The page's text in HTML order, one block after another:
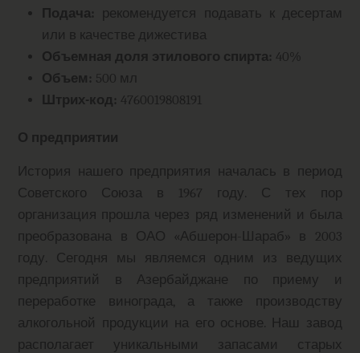
Подача: рекомендуется подавать к десертам
или в качестве дижестива
Объемная доля этилового спирта: 40%
Объем: 500 мл
Штрих-код: 4760019808191
О предприятии
История нашего предприятия началась в период
Советского Союза в 1967 году. С тех пор
организация прошла через ряд изменений и была
преобразована в ОАО «Абшерон-Шараб» в 2003
году. Сегодня мы являемся одним из ведущих
предприятий в Азербайджане по приему и
переработке винограда, а также производству
алкогольной продукции на его основе. Наш завод
располагает уникальными запасами старых